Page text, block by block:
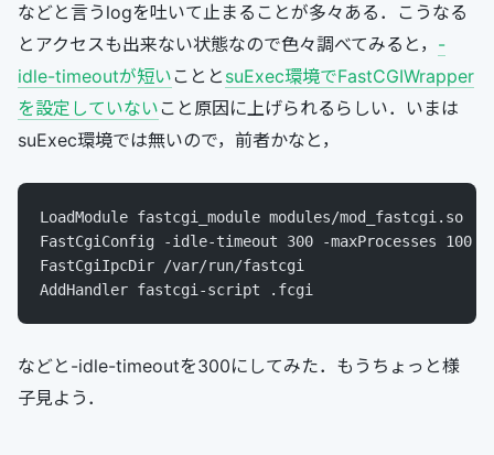
などと言うlogを吐いて止まることが多々ある．こうなる
とアクセスも出来ない状態なので色々調べてみると， -
idle-timeoutが短い ことと suExec環境でFastCGIWrapper
を設定していない こと原因に上げられるらしい．いまは
suExec環境では無いので，前者かなと，
LoadModule fastcgi_module modules/mod_fastcgi.so
FastCgiConfig -idle-timeout 300 -maxProcesses 100
FastCgiIpcDir /var/run/fastcgi
AddHandler fastcgi-script .fcgi
などと-idle-timeoutを300にしてみた．もうちょっと様
子見よう．